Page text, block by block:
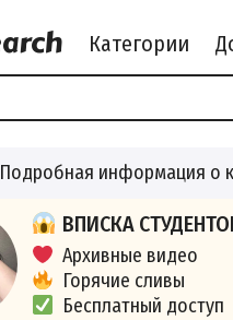
Категории
Подробная информация о
ВПИСКА
Архивные видео
Горячие сливы
Бесплатный доступ